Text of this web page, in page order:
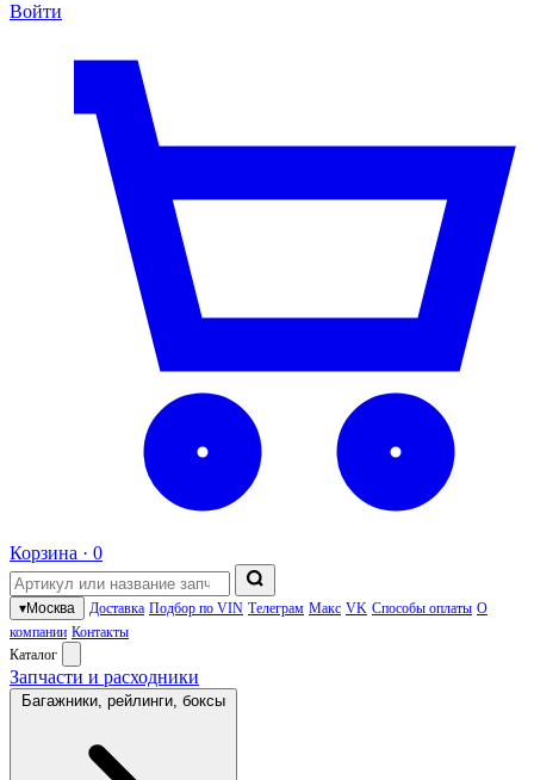
Войти
Корзина · 0
▾Москва Доставка Подбор по VIN Телеграм Макс VK Способы оплаты О
компании Контакты
Каталог
Запчасти и расходники
Багажники, рейлинги, боксы